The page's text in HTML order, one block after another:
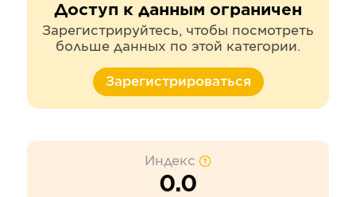
Доступ к данным ограничен
Зарегистрируйтесь, чтобы посмотреть
больше данных по этой категории.
Зарегистрироваться
Индекс
0.0